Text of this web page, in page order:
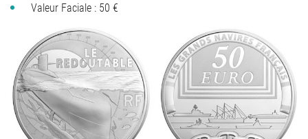
Valeur Faciale : 50 €